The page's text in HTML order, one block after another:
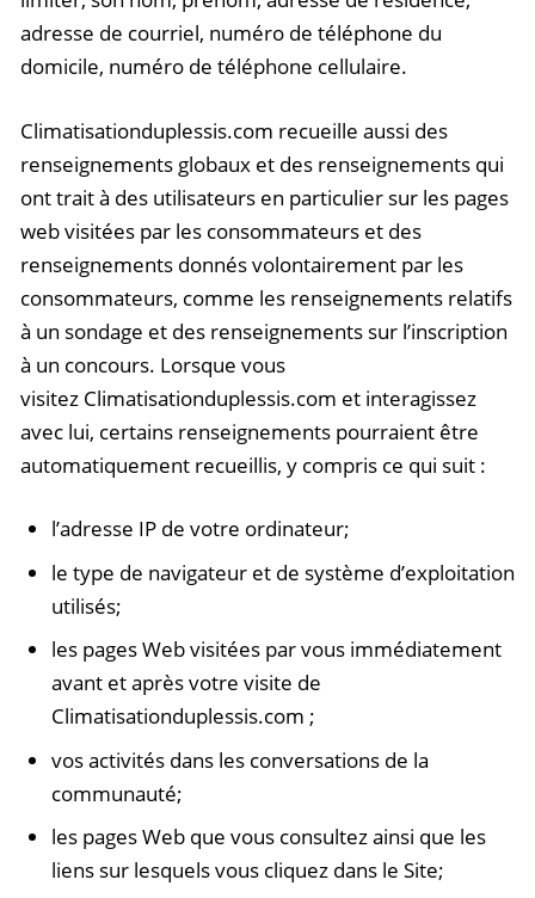
adresse de courriel, numéro de téléphone du
domicile, numéro de téléphone cellulaire.
Climatisationduplessis.com recueille aussi des
renseignements globaux et des renseignements qui
ont trait à des utilisateurs en particulier sur les pages
web visitées par les consommateurs et des
renseignements donnés volontairement par les
consommateurs, comme les renseignements relatifs
à un sondage et des renseignements sur l’inscription
à un concours. Lorsque vous
visitez Climatisationduplessis.com et interagissez
avec lui, certains renseignements pourraient être
automatiquement recueillis, y compris ce qui suit :
l’adresse IP de votre ordinateur;
le type de navigateur et de système d’exploitation
utilisés;
les pages Web visitées par vous immédiatement
avant et après votre visite de
Climatisationduplessis.com ;
vos activités dans les conversations de la
communauté;
les pages Web que vous consultez ainsi que les
liens sur lesquels vous cliquez dans le Site;